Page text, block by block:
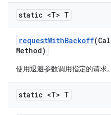
static <T> T
requestWithBackoff
Method)
使用退避参数调用指定的请求。
static <T> T